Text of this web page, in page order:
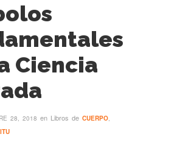
Ciencia
28, 2018 en Libros de CUERPO,